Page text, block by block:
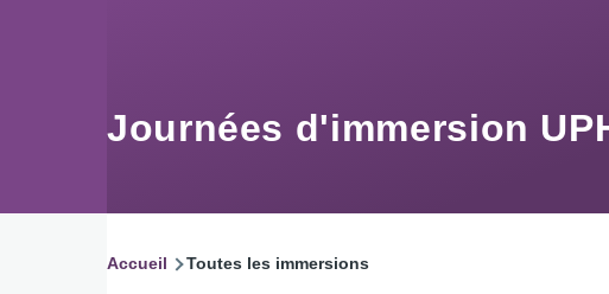
Journées d'immersion
Accueil Toutes les immersions